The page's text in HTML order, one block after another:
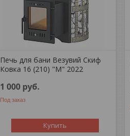
Печь для бани Везувий Скиф
Ковка 16 (210) "М" 2022
1 000 руб.
Под заказ
Купить